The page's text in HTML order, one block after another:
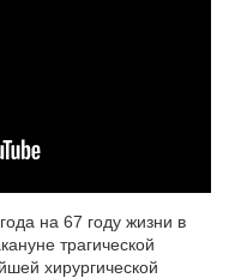
на 67 году жизни в
трагической
хирургической